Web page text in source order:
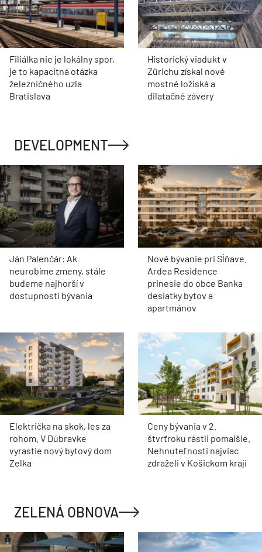
Filiálka nie je lokálny spor,
je to kapacitná otázka
železničného uzla
Bratislava
Historický viadukt v
Zürichu získal nové
mostné ložiská a
dilatačné závery
DEVELOPMENT
Ján Palenčár: Ak
neurobíme zmeny, stále
budeme najhorší v
dostupnosti bývania
Nové bývanie pri Sĺňave.
Ardea Residence
prinesie do obce Banka
desiatky bytov a
apartmánov
Električka na skok, les za
rohom. V Dúbravke
vyrastie nový bytový dom
Zelka
Ceny bývania v 2.
štvrťroku rástli pomalšie.
Nehnuteľnosti najviac
zdraželi v Košickom kraji
ZELENÁ OBNOVA